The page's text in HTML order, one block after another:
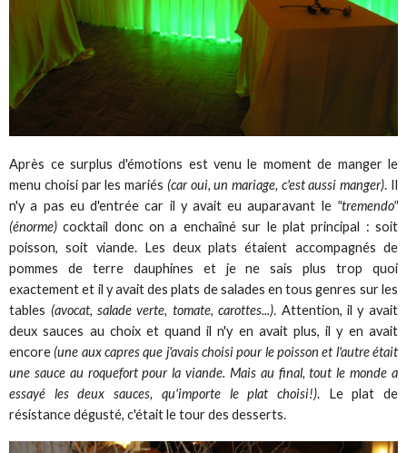
Après ce surplus d'émotions est venu le moment de manger le
menu choisi par les mariés (car oui, un mariage, c'est aussi manger). Il
n'y a pas eu d'entrée car il y avait eu auparavant le "tremendo"
(énorme) cocktail donc on a enchaîné sur le plat principal : soit
poisson, soit viande. Les deux plats étaient accompagnés de
pommes de terre dauphines et je ne sais plus trop quoi
exactement et il y avait des plats de salades en tous genres sur les
tables (avocat, salade verte, tomate, carottes...). Attention, il y avait
deux sauces au choix et quand il n'y en avait plus, il y en avait
encore (une aux capres que j'avais choisi pour le poisson et l'autre était
une sauce au roquefort pour la viande. Mais au final, tout le monde a
essayé les deux sauces, qu'importe le plat choisi!). Le plat de
résistance dégusté, c'était le tour des desserts.